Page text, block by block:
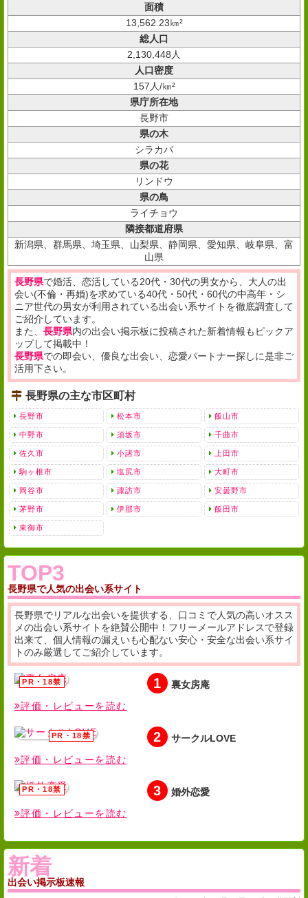
面積
13,562.23㎞²
総人口
2,130,448人
人口密度
157人/㎞²
県庁所在地
長野市
県の木
シラカバ
県の花
リンドウ
県の鳥
ライチョウ
隣接都道府県
新潟県、群馬県、埼玉県、山梨県、静岡県、愛知県、岐阜県、富
山県
長野県で婚活、恋活している20代・30代の男女から、大人の出
会い(不倫・再婚)を求めている40代・50代・60代の中高年・シ
ニア世代の男女が利用されている出会い系サイトを徹底調査して
ご紹介しています。
また、 長野県内の出会い掲示板に投稿された新着情報もピックア
ップして掲載中！
長野県での即会い、優良な出会い、恋愛パートナー探しに是非ご
活用下さい。
長野県の主な市区町村
長野市 松本市 飯山市
中野市 須坂市 千曲市
佐久市 小諸市 上田市
駒ヶ根市 塩尻市 大町市
岡谷市 諏訪市 安曇野市
茅野市 伊那市 飯田市
東御市
TOP3
長野県で人気の出会い系サイト
長野県でリアルな出会いを提供する、口コミで人気の高いオスス
メの出会い系サイトを絶賛公開中！フリーメールアドレスで登録
出来て、個人情報の漏えいも心配ない安心・安全な出会い系サイ
トのみ厳選してご紹介しています。
1
裏女房庵
評価・レビューを読む
2
サークルLOVE
評価・レビューを読む
3
婚外恋愛
評価・レビューを読む
新着
出会い掲示板速報